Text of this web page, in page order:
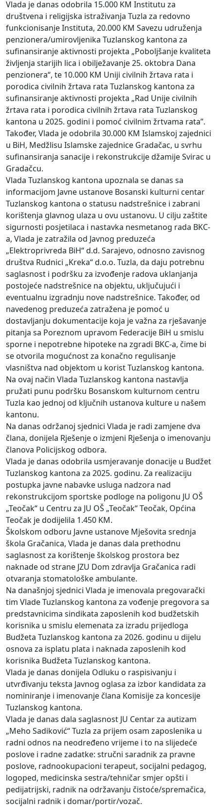
Vlada je danas odobrila 15.000 KM Institutu za
društvena i religijska istraživanja Tuzla za redovno
funkcionisanje Instituta, 20.000 KM Savezu udruženja
penzionera/umirovljenika Tuzlanskog kantona za
sufinansiranje aktivnosti projekta „Poboljšanje kvaliteta
življenja starijih lica i obilježavanje 25. oktobra Dana
penzionera“, te 10.000 KM Uniji civilnih žrtava rata i
porodica civilnih žrtava rata Tuzlanskog kantona za
sufinansiranje aktivnosti projekta „Rad Unije civilnih
žrtava rata i porodica civilnih žrtava rata Tuzlanskog
kantona u 2025. godini i pomoć civilnim žrtvama rata”.
Također, Vlada je odobrila 30.000 KM Islamskoj zajednici
u BiH, Medžlisu Islamske zajednice Gradačac, u svrhu
sufinansiranja sanacije i rekonstrukcije džamije Svirac u
Gradačcu.
Vlada Tuzlanskog kantona upoznala se danas sa
informacijom Javne ustanove Bosanski kulturni centar
Tuzlanskog kantona o statusu nadstrešnice i zabrani
korištenja glavnog ulaza u ovu ustanovu. U cilju zaštite
sigurnosti posjetilaca i nastavka nesmetanog rada BKC-
a, Vlada je zatražila od Javnog preduzeća
„Elektroprivreda BiH“ d.d. Sarajevo, odnosno zavisnog
društva Rudnici „Kreka“ d.o.o. Tuzla, da daju potrebnu
saglasnost i podršku za izvođenje radova uklanjanja
postojeće nadstrešnice na objektu, uključujući i
eventualnu izgradnju nove nadstrešnice. Također, od
navedenog preduzeća zatražena je pomoć u
dostavljanju dokumentacije koja je važna za rješavanje
pitanja sa Poreznom upravom Federacije BiH u smislu
sporne i nepotrebne hipoteke na zgradi BKC-a, čime bi
se otvorila mogućnost za konačno regulisanje
vlasništva nad objektom u korist Tuzlanskog kantona.
Na ovaj način Vlada Tuzlanskog kantona nastavlja
pružati punu podršku Bosanskom kulturnom centru
Tuzla kao jednoj od ključnih ustanova kulture u našem
kantonu.
Na danas održanoj sjednici Vlada je radi zamjene dva
člana, donijela Rješenje o izmjeni Rješenja o imenovanju
članova Policijskog odbora.
Vlada je danas odobrila usmjeravanje donacije u Budžet
Tuzlanskog kantona za 2025. godinu. Za realizaciju
postupka javne nabavke usluga nadzora nad
rekonstrukcijom sportske podloge na poligonu JU OŠ
„Teočak“ u Centru za JU OŠ „Teočak“ Teočak, Općina
Teočak je dodijelila 1.450 KM.
Školskom odboru Javne ustanove Mješovita srednja
škola Gračanica, Vlada je danas dala prethodnu
saglasnost za korištenje školskog prostora bez
naknade od strane JZU Dom zdravlja Gračanica radi
otvaranja stomatološke ambulante.
Na današnjoj sjednici Vlada je imenovala pregovarački
tim Vlade Tuzlanskog kantona za vođenje pregovora sa
predstavnicima sindikata zaposlenih kod budžetskih
korisnika u smislu elemenata za izradu prijedloga
Budžeta Tuzlanskog kantona za 2026. godinu u dijelu
osnova za isplatu plata i naknada zaposlenih kod
korisnika Budžeta Tuzlanskog kantona.
Vlada je danas donijela Odluku o raspisivanju i
utvrđivanju teksta Javnog oglasa za izbor kandidata za
nominiranje i imenovanje člana Komisije za koncesije
Tuzlanskog kantona.
Vlada je danas dala saglasnost JU Centar za autizam
„Meho Sadiković“ Tuzla za prijem osam zaposlenika u
radni odnos na neodređeno vrijeme i to na slijedeće
poslove i radne zadatke: stručni saradnik za pravne
poslove, radnookupacioni terapeut, socijalni pedagog,
logoped, medicinska sestra/tehničar smjer opšti i
pedijatrijski, radnik na održavanju čistoće/spremačica,
socijalni radnik i domar/portir/vozač.